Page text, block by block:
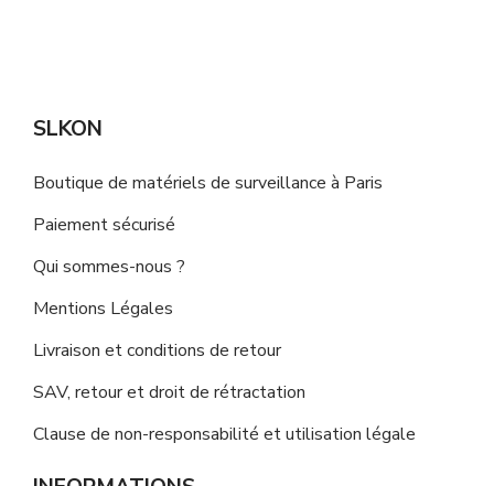
SLKON
Boutique de matériels de surveillance à Paris
Paiement sécurisé
Qui sommes-nous ?
Mentions Légales
Livraison et conditions de retour
SAV, retour et droit de rétractation
Clause de non-responsabilité et utilisation légale